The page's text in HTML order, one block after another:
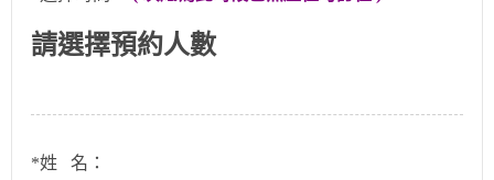
請選擇預約人數
*姓 名：